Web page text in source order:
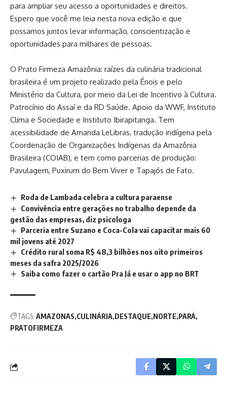
para ampliar seu acesso a oportunidades e direitos.
Espero que você me leia nesta nova edição e que
possamos juntos levar informação, conscientização e
oportunidades para milhares de pessoas.
O Prato Firmeza Amazônia: raízes da culinária tradicional
brasileira é um projeto realizado pela Énois e pelo
Ministério da Cultura, por meio da Lei de Incentivo à Cultura.
Patrocínio do Assaí e da RD Saúde. Apoio da WWF, Instituto
Clima e Sociedade e Instituto Ibirapitanga. Tem
acessibilidade de Amanda LeLibras, tradução indígena pela
Coordenação de Organizações Indígenas da Amazônia
Brasileira (COIAB), e tem como parcerias de produção:
Pavulagem, Puxirum do Bem Viver e Tapajós de Fato.
Roda de Lambada celebra a cultura paraense
Convivência entre gerações no trabalho depende da
gestão das empresas, diz psicologa
Parceria entre Suzano e Coca-Cola vai capacitar mais 60
mil jovens até 2027
Crédito rural soma R$ 48,3 bilhões nos oito primeiros
meses da safra 2025/2026
Saiba como fazer o cartão Pra Já e usar o app no BRT
TAGS: AMAZONAS CULINÁRIA DESTAQUE NORTE PARÁ
PRATOFIRMEZA